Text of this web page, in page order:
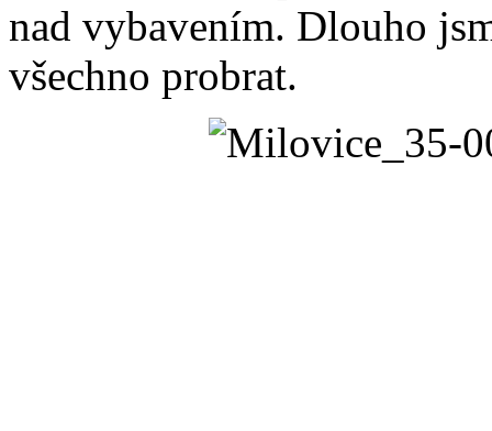
nad vybavením. Dlouho
všechno probrat.